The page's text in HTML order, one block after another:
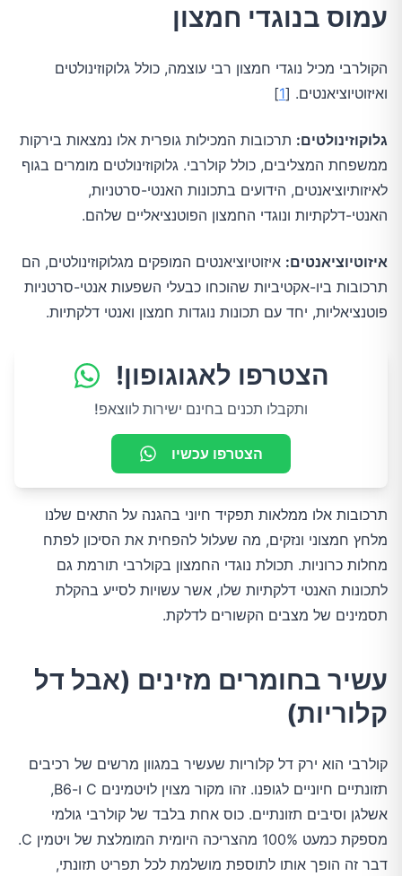
עמוס בנוגדי חמצון
הקולרבי מכיל נוגדי חמצון רבי עוצמה, כולל גלוקוזינולטים
ואיזוטיוציאנטים. [1
]
גלוקוזינולטים: תרכובות המכילות גופרית אלו נמצאות בירקות
ממשפחת המצליבים, כולל קולרבי. גלוקוזינולטים מומרים בגוף
לאיזותיוציאנטים, הידועים בתכונות האנטי-סרטניות,
האנטי-דלקתיות ונוגדי החמצון הפוטנציאליים שלהם.
איזוטיוציאנטים: איזוטיוציאנטים המופקים מגלוקוזינולטים, הם
תרכובות ביו-אקטיביות שהוכחו כבעלי השפעות אנטי-סרטניות
פוטנציאליות, יחד עם תכונות נוגדות חמצון ואנטי דלקתיות.
הצטרפו לאגוגופון!
ותקבלו תכנים בחינם ישירות לווצאפ!
הצטרפו עכשיו
תרכובות אלו ממלאות תפקיד חיוני בהגנה על התאים שלנו
מלחץ חמצוני ונזקים, מה שעלול להפחית את הסיכון לפתח
מחלות כרוניות. תכולת נוגדי החמצון בקולרבי תורמת גם
לתכונות האנטי דלקתיות שלו, אשר עשויות לסייע בהקלת
תסמינים של מצבים הקשורים לדלקת.
עשיר בחומרים מזינים (אבל דל
קלוריות)
קולרבי הוא ירק דל קלוריות שעשיר במגוון מרשים של רכיבים
תזונתיים חיוניים לגופנו. זהו מקור מצוין לויטמינים C ו-B6,
אשלגן וסיבים תזונתיים. כוס אחת בלבד של קולרבי גולמי
מספקת כמעט 100% מהצריכה היומית המומלצת של ויטמין C.
דבר זה הופך אותו לתוספת מושלמת לכל תפריט תזונתי,